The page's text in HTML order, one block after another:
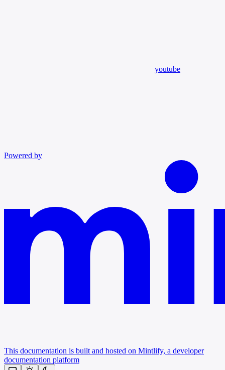
youtube
Powered by
This documentation is built and hosted on Mintlify, a developer
documentation platform